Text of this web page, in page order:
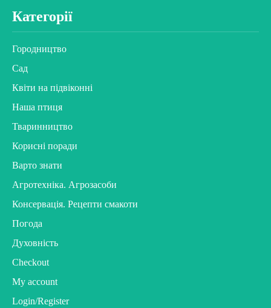
Категорії
Городництво
Сад
Квіти на підвіконні
Наша птиця
Тваринництво
Корисні поради
Варто знати
Агротехніка. Агрозасоби
Консервація. Рецепти смакоти
Погода
Духовність
Checkout
My account
Login/Register